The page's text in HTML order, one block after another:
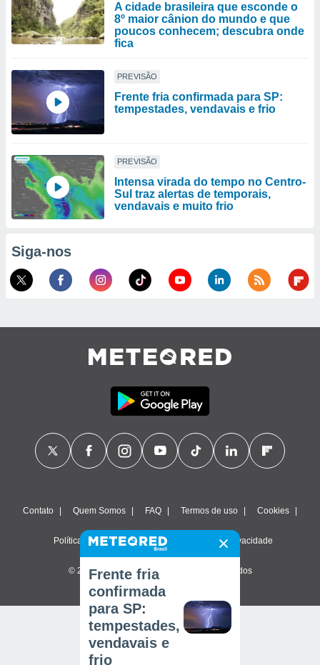
A cidade brasileira que esconde o
8º maior cânion do mundo e que
poucos conhecem; descubra onde
fica
PREVISÃO
Frente fria confirmada para SP:
tempestades, vendavais e frio
PREVISÃO
Intensa virada do tempo no Centro-
Sul traz alertas de temporais,
vendavais e muito frio
Siga-nos
Contato Quem Somos FAQ Termos de uso Cookies
Política de privacidade Configurações de privacidade
© 2026 Meteored. Todos os direitos reservados
Frente fria
confirmada
para SP:
tempestades,
vendavais e
frio